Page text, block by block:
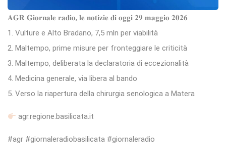
𝐀𝐆𝐑 𝐆𝐢𝐨𝐫𝐧𝐚𝐥𝐞 𝐫𝐚𝐝𝐢𝐨, 𝐥𝐞 𝐧𝐨𝐭𝐢𝐳𝐢𝐞 𝐝𝐢 𝐨𝐠𝐠𝐢 𝟐𝟗 𝐦𝐚𝐠𝐠𝐢𝐨 𝟐𝟎𝟐𝟔
1. Vulture e Alto Bradano, 7,5 mln per viabilità
2. Maltempo, prime misure per fronteggiare le criticità
3. Maltempo, deliberata la declaratoria di eccezionalità
4. Medicina generale, via libera al bando
5. Verso la riapertura della chirurgia senologica a Matera
agr.regione.basilicata.it
#agr #giornaleradiobasilicata #giornaleradio